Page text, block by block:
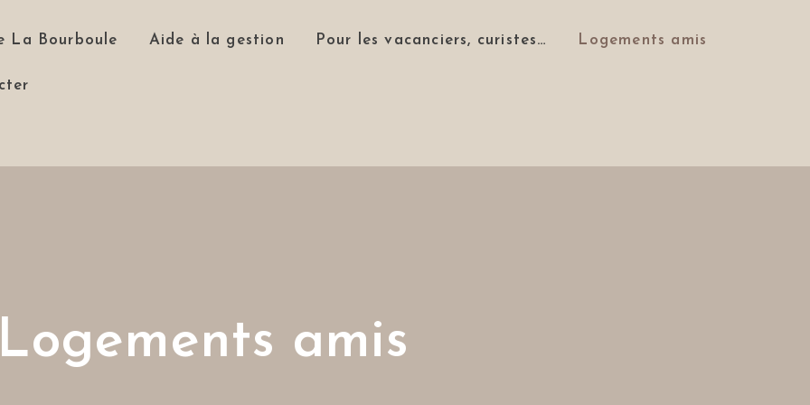
La Bourboule Aide à la gestion Pour les vacanciers, curistes… Logements amis
Logements amis